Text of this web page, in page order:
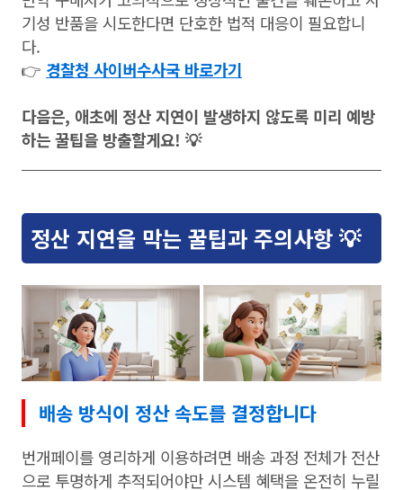
기성 반품을 시도한다면 단호한 법적 대응이 필요합니
다.
👉 경찰청 사이버수사국 바로가기
다음은, 애초에 정산 지연이 발생하지 않도록 미리 예방
하는 꿀팁을 방출할게요! 💡
정산 지연을 막는 꿀팁과 주의사항 💡
배송 방식이 정산 속도를 결정합니다
번개페이를 영리하게 이용하려면 배송 과정 전체가 전산
으로 투명하게 추적되어야만 시스템 혜택을 온전히 누릴